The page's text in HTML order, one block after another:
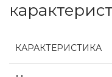
КАРАКТЕРИСТИКА